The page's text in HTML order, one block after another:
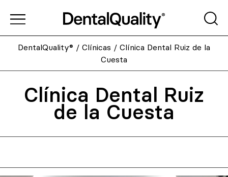
DentalQuality® / Clínicas / Clínica Dental Ruiz de la
Cuesta
Clínica Dental Ruiz
de la Cuesta